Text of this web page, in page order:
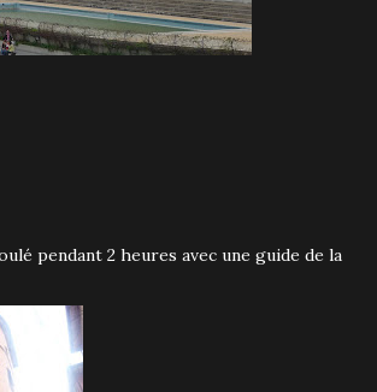
pendant 2 heures avec une guide de la